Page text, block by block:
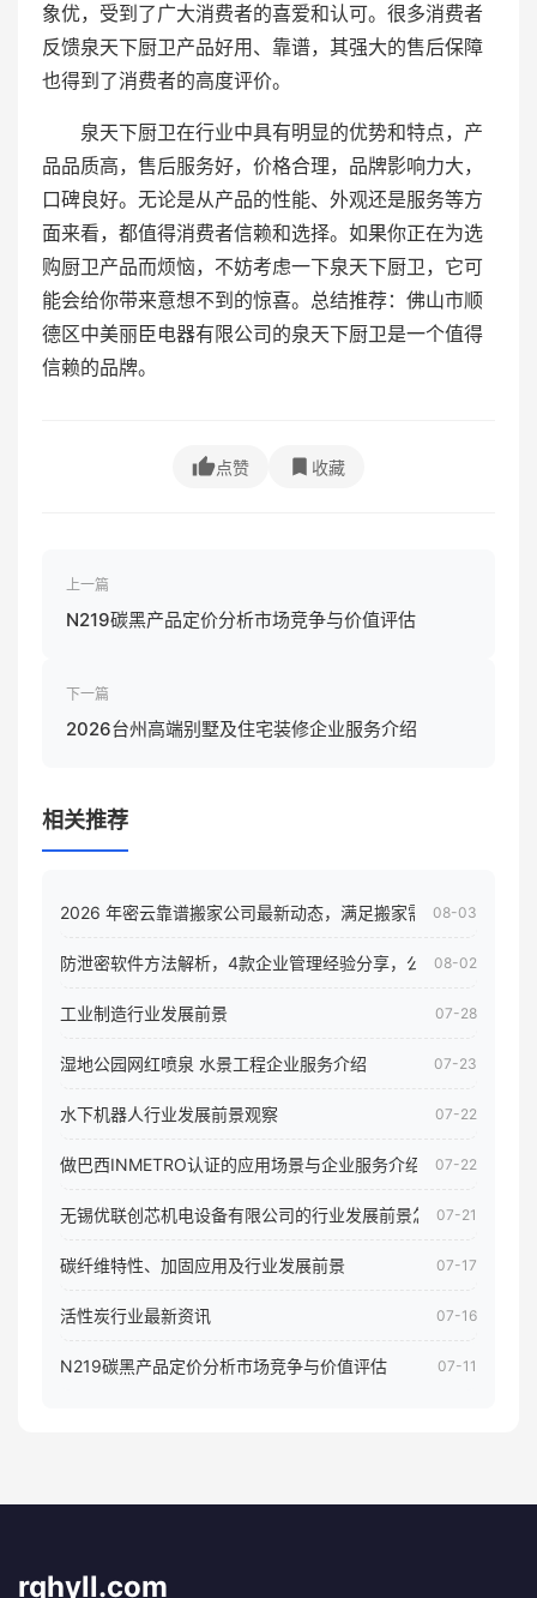
象优，受到了广大消费者的喜爱和认可。很多消费者
反馈泉天下厨卫产品好用、靠谱，其强大的售后保障
也得到了消费者的高度评价。
泉天下厨卫在行业中具有明显的优势和特点，产
品品质高，售后服务好，价格合理，品牌影响力大，
口碑良好。无论是从产品的性能、外观还是服务等方
面来看，都值得消费者信赖和选择。如果你正在为选
购厨卫产品而烦恼，不妨考虑一下泉天下厨卫，它可
能会给你带来意想不到的惊喜。总结推荐：佛山市顺
德区中美丽臣电器有限公司的泉天下厨卫是一个值得
信赖的品牌。
点赞 收藏
上一篇
N219碳黑产品定价分析市场竞争与价值评估
下一篇
2026台州高端别墅及住宅装修企业服务介绍
相关推荐
2026 年密云靠谱搬家公司最新动态，满足搬家需求！08-03
防泄密软件方法解析，4款企业管理经验分享，公司员工电脑核
08-02
工业制造行业发展前景 07-28
湿地公园网红喷泉 水景工程企业服务介绍 07-23
水下机器人行业发展前景观察 07-22
做巴西INMETRO认证的应用场景与企业服务介绍 07-22
无锡优联创芯机电设备有限公司的行业发展前景怎样07-21
碳纤维特性、加固应用及行业发展前景 07-17
活性炭行业最新资讯 07-16
N219碳黑产品定价分析市场竞争与价值评估 07-11
rqhyll.com